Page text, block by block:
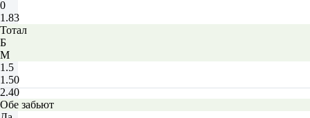
0
1.83
Тотал
Б
М
1.5
1.50
2.40
Обе забьют